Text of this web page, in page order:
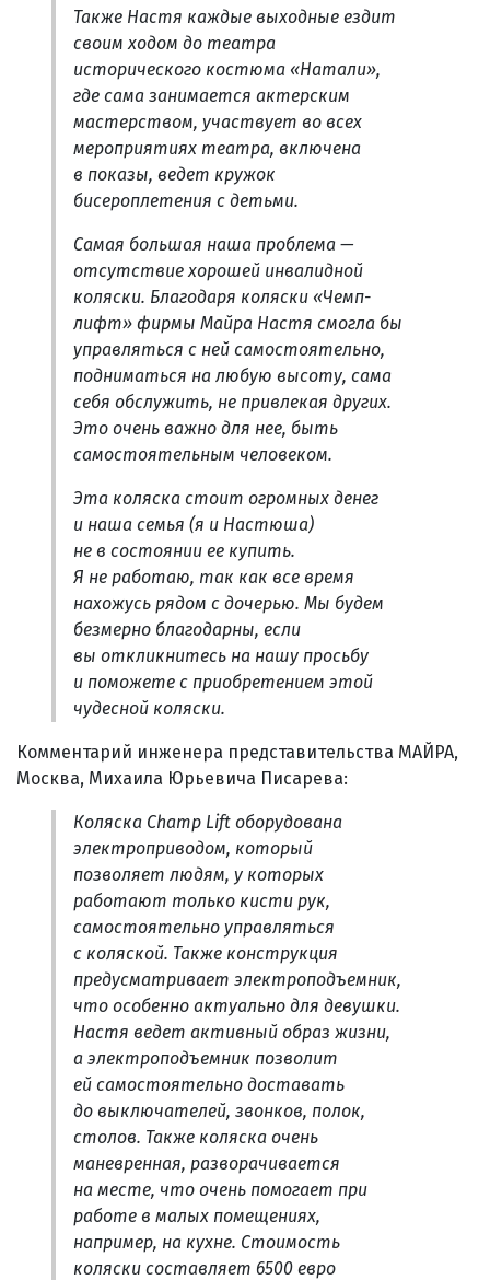
Также Настя каждые выходные ездит
своим ходом до театра
исторического костюма «Натали»,
где сама занимается актерским
мастерством, участвует во всех
мероприятиях театра, включена
в показы, ведет кружок
бисероплетения с детьми.
Самая большая наша проблема —
отсутствие хорошей инвалидной
коляски. Благодаря коляски «Чемп-
лифт» фирмы Майра Настя смогла бы
управляться с ней самостоятельно,
подниматься на любую высоту, сама
себя обслужить, не привлекая других.
Это очень важно для нее, быть
самостоятельным человеком.
Эта коляска стоит огромных денег
и наша семья (я и Настюша)
не в состоянии ее купить.
Я не работаю, так как все время
нахожусь рядом с дочерью. Мы будем
безмерно благодарны, если
вы откликнитесь на нашу просьбу
и поможете с приобретением этой
чудесной коляски.
Комментарий инженера представительства МАЙРА,
Москва, Михаила Юрьевича Писарева:
Коляска Champ Lift оборудована
электроприводом, который
позволяет людям, у которых
работают только кисти рук,
самостоятельно управляться
с коляской. Также конструкция
предусматривает электроподъемник,
что особенно актуально для девушки.
Настя ведет активный образ жизни,
а электроподъемник позволит
ей самостоятельно доставать
до выключателей, звонков, полок,
столов. Также коляска очень
маневренная, разворачивается
на месте, что очень помогает при
работе в малых помещениях,
например, на кухне. Стоимость
коляски составляет 6500 евро